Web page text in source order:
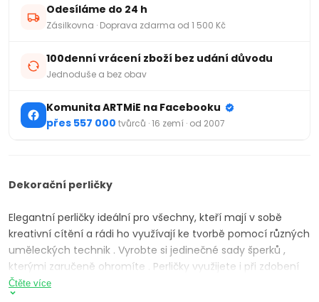
Odesíláme do 24 h
Zásilkovna · Doprava zdarma od 1 500 Kč
100denní vrácení zboží bez udání důvodu
Jednoduše a bez obav
Komunita ARTMiE na Facebooku
přes 557 000 tvůrců · 16 zemí · od 2007
Dekorační perličky
Elegantní perličky ideální pro všechny, kteří mají v sobě
kreativní cítění a rádi ho využívají ke tvorbě pomocí různých
uměleckých technik . Vyrobte si jedinečné sady šperků ,
kterými zaručeně ohromíte . Perličky využijete i při zdobení
technikou scrapbooking , zda cardmaking - zachovejte si
své vzpomínky v podobě originálních fotoalb či pozdravů z
Čtěte více